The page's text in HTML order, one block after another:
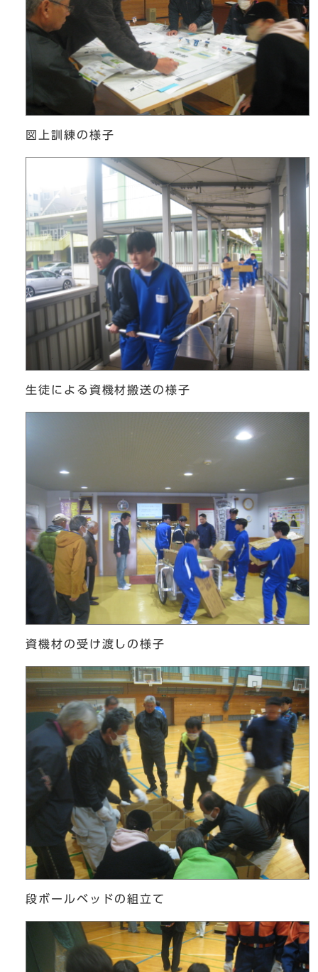
図上訓練の様子
生徒による資機材搬送の様子
資機材の受け渡しの様子
段ボールベッドの組立て